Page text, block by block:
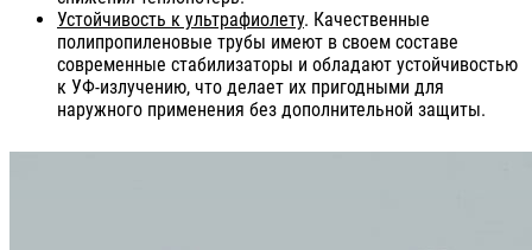
Устойчивость к ультрафиолету. Качественные
полипропиленовые трубы имеют в своем составе
современные стабилизаторы и обладают устойчивостью
к УФ-излучению, что делает их пригодными для
наружного применения без дополнительной защиты.